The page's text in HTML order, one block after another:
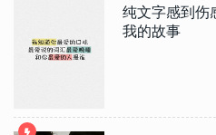
纯文字感到伤
我的故事